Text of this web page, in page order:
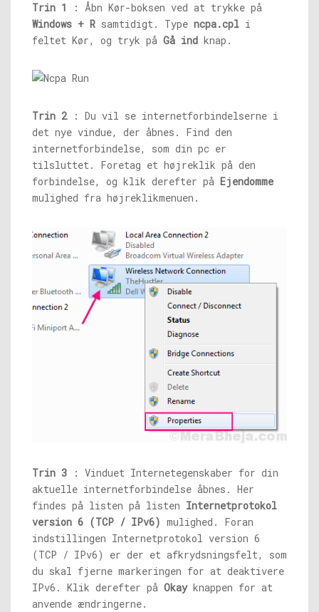
Trin 1
: Åbn Kør-boksen ved at trykke på
Windows + R samtidigt. Type ncpa.cpl i
feltet Kør, og tryk på Gå ind knap.
Trin 2: Du vil se internetforbindelserne i
det nye vindue, der åbnes. Find den
internetforbindelse, som din pc er
tilsluttet. Foretag et højreklik på den
forbindelse, og klik derefter på Ejendomme
mulighed fra højreklikmenuen.
Trin 3 : Vinduet Internetegenskaber for din
aktuelle internetforbindelse åbnes. Her
findes på listen på listen Internetprotokol
version 6 (TCP / IPv6) mulighed. Foran
indstillingen Internetprotokol version 6
(TCP / IPv6) er der et afkrydsningsfelt, som
du skal fjerne markeringen for at deaktivere
IPv6. Klik derefter på Okayknappen for at
anvende ændringerne.